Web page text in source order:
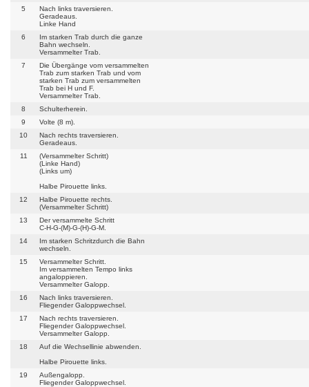
5
Nach links traversieren.
Geradeaus.
Linke Hand
6
Im starken Trab durch die ganze
Bahn wechseln.
Versammelter Trab.
7
Die Übergänge vom versammelten
Trab zum starken Trab und vom
starken Trab zum versammelten
Trab bei H und F.
Versammelter Trab.
8
Schulterherein.
9
Volte (8 m).
10
Nach rechts traversieren.
Geradeaus.
11
(Versammelter Schritt)
(Linke Hand)
(Links um)
Halbe Pirouette links.
12
Halbe Pirouette rechts.
(Versammelter Schritt)
13
Der versammelte Schritt
C-H-G-(M)-G-(H)-G-M.
14
Im starken Schritzdurch die Bahn
wechseln.
15
Versammelter Schritt.
Im versammelten Tempo links
angaloppieren.
Versammelter Galopp.
16
Nach links traversieren.
Fliegender Galoppwechsel.
17
Nach rechts traversieren.
Fliegender Galoppwechsel.
Versammelter Galopp.
18
Auf die Wechsellinie abwenden.
Halbe Pirouette links.
19
Außengalopp.
Fliegender Galoppwechsel.